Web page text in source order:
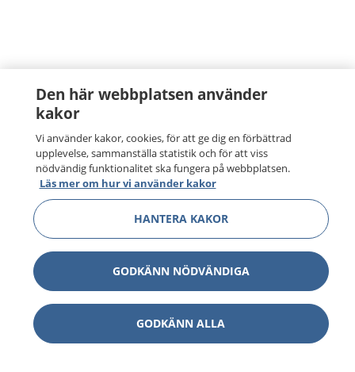
Den här webbplatsen använder
kakor
Vi använder kakor, cookies, för att ge dig en förbättrad
upplevelse, sammanställa statistik och för att viss
nödvändig funktionalitet ska fungera på webbplatsen.
Läs mer om hur vi använder kakor
HANTERA KAKOR
GODKÄNN NÖDVÄNDIGA
GODKÄNN ALLA